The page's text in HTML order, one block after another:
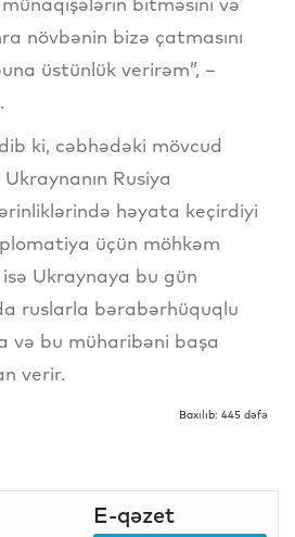
növbənin bizə çatmasını
üstünlük verirəm”, –
ki, cəbhədəki mövcud
Rusiya
həyata keçirdiyi
üçün möhkəm
Ukraynaya bu gün
ruslarla bərabərhüquqlu
və bu müharibəni başa
verir.
Baxılıb: 445 dəfə
E-qəzet